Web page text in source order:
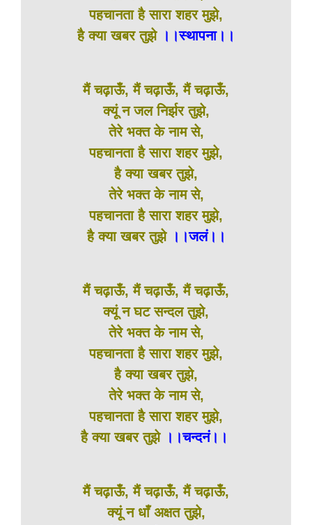
पहचानता है सारा शहर मुझे,
है क्या खबर तुझे ।।स्थापना।।
मैं चढ़ाऊँ, मैं चढ़ाऊँ, मैं चढ़ाऊँ,
क्यूं न जल निर्झर तुझे,
तेरे भक्त के नाम से,
पहचानता है सारा शहर मुझे,
है क्या खबर तुझे,
तेरे भक्त के नाम से,
पहचानता है सारा शहर मुझे,
है क्या खबर तुझे।।जलं।।
मैं चढ़ाऊँ, मैं चढ़ाऊँ, मैं चढ़ाऊँ,
क्यूं न घट सन्दल तुझे,
तेरे भक्त के नाम से,
पहचानता है सारा शहर मुझे,
है क्या खबर तुझे,
तेरे भक्त के नाम से,
पहचानता है सारा शहर मुझे,
है क्या खबर तुझे।।चन्दनं।।
मैं चढ़ाऊँ, मैं चढ़ाऊँ, मैं चढ़ाऊँ,
क्यूं न धाँ अक्षत तुझे,